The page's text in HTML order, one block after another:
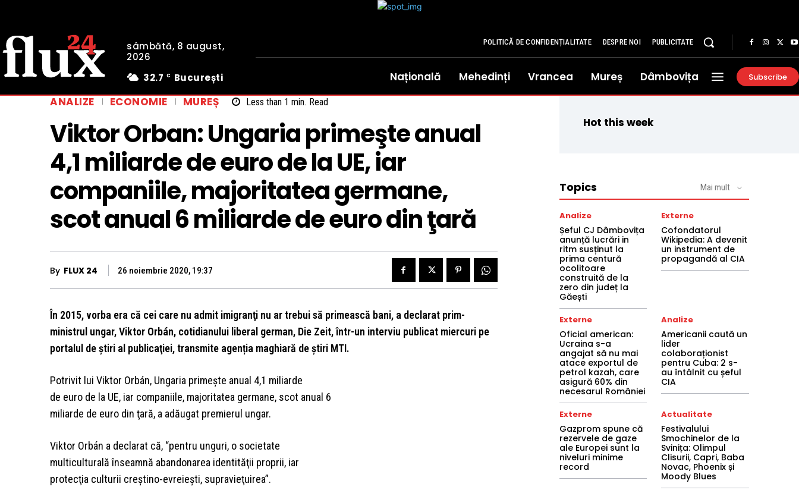
sâmbătă, 8 august,
2026
32.7 C București
POLITICĂ DE CONFIDENȚIALITATE DESPRE NOI PUBLICITATE
Națională Mehedinți Vrancea Mureș Dâmbovița Subscribe
ANALIZE ECONOMIE MUREȘ Less than 1 min. Read
Viktor Orban: Ungaria primeşte anual
4,1 miliarde de euro de la UE, iar
companiile, majoritatea germane,
scot anual 6 miliarde de euro din ţară
By FLUX 24 26 noiembrie 2020, 19:37
În 2015, vorba era că cei care nu admit imigranţi nu ar trebui să primească bani, a declarat prim-
ministrul ungar, Viktor Orbán, cotidianului liberal german, Die Zeit, într-un interviu publicat miercuri pe
portalul de ştiri al publicaţiei, transmite agenția maghiară de știri MTI.
Potrivit lui Viktor Orbán, Ungaria primeşte anual 4,1 miliarde
de euro de la UE, iar companiile, majoritatea germane, scot anual 6
miliarde de euro din ţară, a adăugat premierul ungar.
Viktor Orbán a declarat că, “pentru unguri, o societate
multiculturală înseamnă abandonarea identităţii proprii, iar
protecţia culturii creştino-evreieşti, supravieţuirea”.
Hot this week
Topics Mai mult
Analize
Șeful CJ Dâmbovița
anunță lucrări in
ritm susținut la
prima centură
ocolitoare
construită de la
zero din județ la
Găești
Externe
Cofondatorul
Wikipedia: A devenit
un instrument de
propagandă al CIA
Externe
Oficial american:
Ucraina s-a
angajat să nu mai
atace exportul de
petrol kazah, care
asigură 60% din
necesarul României
Analize
Americanii caută un
lider
colaboraționist
pentru Cuba: 2 s-
au întâlnit cu șeful
CIA
Externe
Gazprom spune că
rezervele de gaze
ale Europei sunt la
niveluri minime
record
Actualitate
Festivalului
Smochinelor de la
Svinița: Olimpul
Clisurii, Capri, Baba
Novac, Phoenix și
Moody Blues